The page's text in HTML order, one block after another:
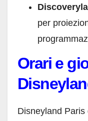
per
Orari e
Disneyland Paris